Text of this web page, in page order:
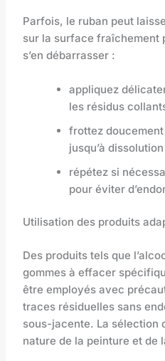
Parfois, le ruban peut
sur la surface fraîchement
s’en débarrasser :
appliquez
les résidus
frottez
jusqu’à
répétez si
pour éviter
Utilisation des produits
Des produits tels que
gommes à effacer
être employés avec
traces résiduelles sans
sous-jacente. La sélection
nature de la peinture et de